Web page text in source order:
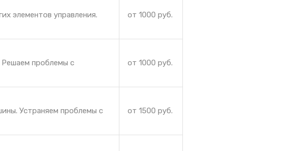
элементов управления.
от 1000 руб.
Решаем проблемы с
от 1000 руб.
Устраняем проблемы с
от 1500 руб.